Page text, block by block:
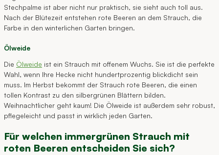
Stechpalme ist aber nicht nur praktisch, sie sieht auch toll aus.
Nach der Blütezeit entstehen rote Beeren an dem Strauch, die
Farbe in den winterlichen Garten bringen.
Ölweide
Die Ölweide ist ein Strauch mit offenem Wuchs. Sie ist die perfekte
Wahl, wenn Ihre Hecke nicht hundertprozentig blickdicht sein
muss. Im Herbst bekommt der Strauch rote Beeren, die einen
tollen Kontrast zu den silbergrünen Blättern bilden.
Weihnachtlicher geht kaum! Die Ölweide ist außerdem sehr robust,
pflegeleicht und passt in wirklich jeden Garten.
Für welchen immergrünen Strauch mit
roten Beeren entscheiden Sie sich?